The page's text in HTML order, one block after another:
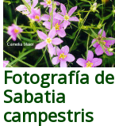
Fotografía de
Sabatia
campestris